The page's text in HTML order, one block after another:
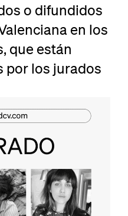
o difundidos
en los
que están
por los jurados